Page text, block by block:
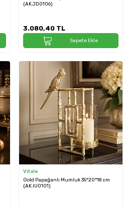
(AK.JD0106)
3.080,40 TL
Sepete Ekle
Vitale
Gold Papağanlı Mumluk 35*20*18 cm
(AK.IU0101)